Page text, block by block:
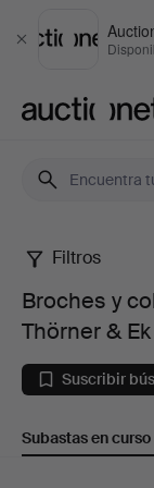
Cerrar
Broches
en
Filtros
Broches y
Thörner & Ek
Suscribir
Subastas en curso